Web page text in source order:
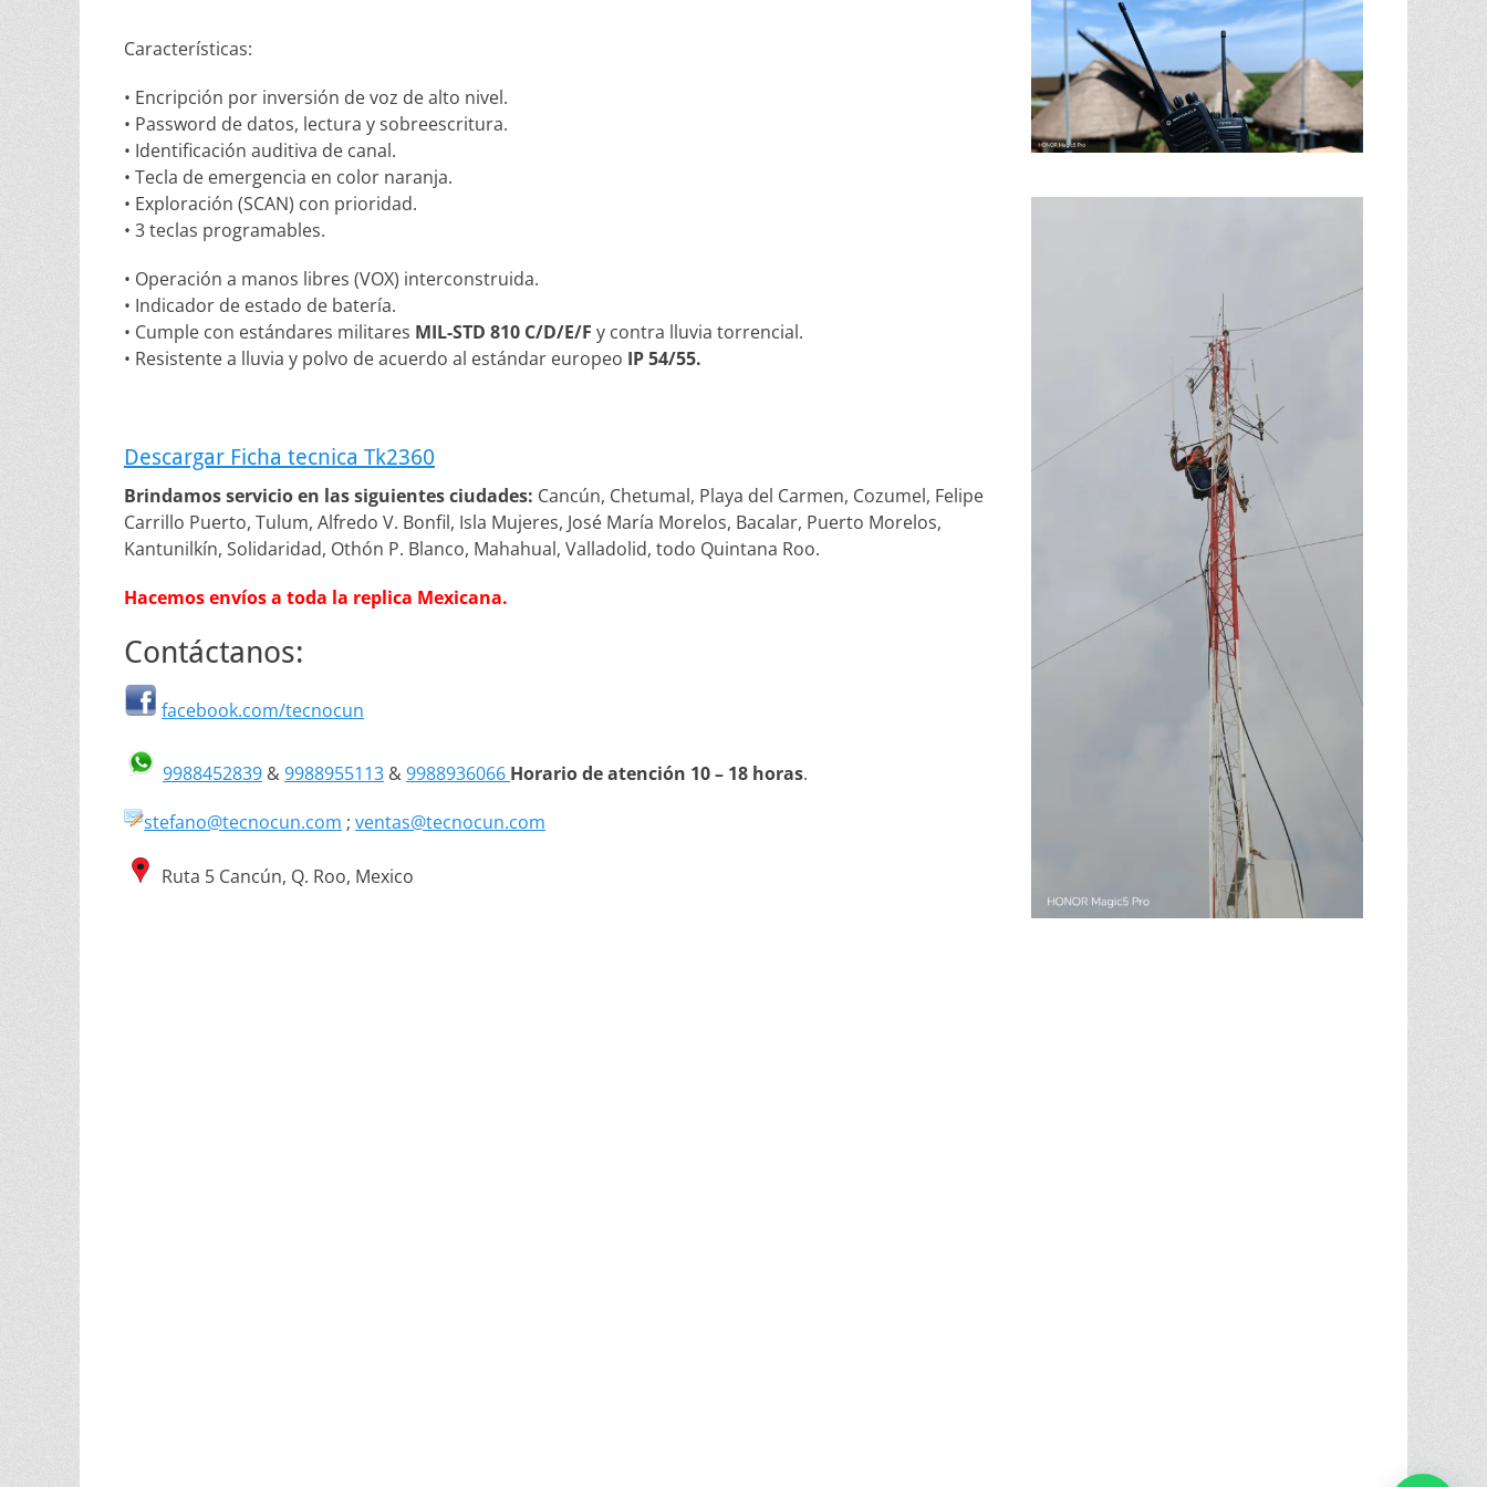
Características:
• Encripción por inversión de voz de alto nivel.
• Password de datos, lectura y sobreescritura.
• Identificación auditiva de canal.
• Tecla de emergencia en color naranja.
• Exploración (SCAN) con prioridad.
• 3 teclas programables.
• Operación a manos libres (VOX) interconstruida.
• Indicador de estado de batería.
• Cumple con estándares militares MIL-STD 810 C/D/E/F y contra lluvia torrencial.
• Resistente a lluvia y polvo de acuerdo al estándar europeo IP 54/55.
Descargar Ficha tecnica Tk2360
Brindamos servicio en las siguientes ciudades: Cancún, Chetumal, Playa del Carmen, Cozumel, Felipe
Carrillo Puerto, Tulum, Alfredo V. Bonfil, Isla Mujeres, José María Morelos, Bacalar, Puerto Morelos,
Kantunilkín, Solidaridad, Othón P. Blanco, Mahahual, Valladolid, todo Quintana Roo.
Hacemos envíos a toda la replica Mexicana.
Contáctanos:
facebook.com/tecnocun
9988452839 &9988955113 &9988936066 Horario de atención 10 – 18 horas.
stefano@tecnocun.com ; ventas@tecnocun.com
Ruta 5 Cancún, Q. Roo, Mexico